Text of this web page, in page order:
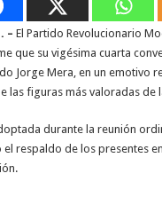
– El Partido Revolucionario
que su vigésima cuarta
Jorge Mera, en un emotivo
las figuras más valoradas de
durante la reunión
el respaldo de los presentes